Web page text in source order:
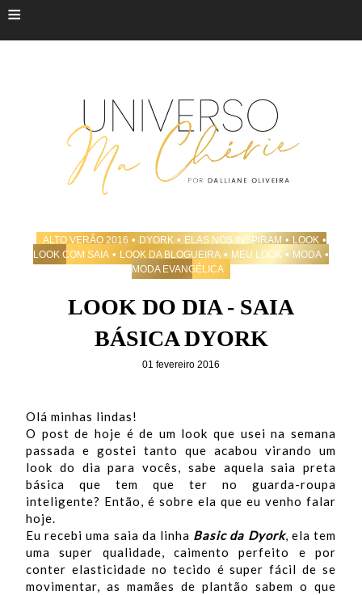
≡
ALTO VERÃO 2016 • DYORK• ELAS NOS INSPIRAM • LOOK•
LOOK COM SAIA • LOOK DA BLOGUEIRA • MEU LOOK • MODA •
MODA EVANGÉLICA
LOOK DO DIA - SAIA
BÁSICA DYORK
01 fevereiro 2016
Olá minhas lindas!
O post de hoje é de um look que usei na semana
passada e gostei tanto que acabou virando um
look do dia para vocês, sabe aquela saia preta
básica que tem que ter no guarda-roupa
inteligente? Então, é sobre ela que eu venho falar
hoje.
Eu recebi uma saia da linha Basic da Dyork, ela tem
uma super qualidade, caimento perfeito e por
conter elasticidade no tecido é super fácil de se
movimentar, as mamães de plantão sabem o que